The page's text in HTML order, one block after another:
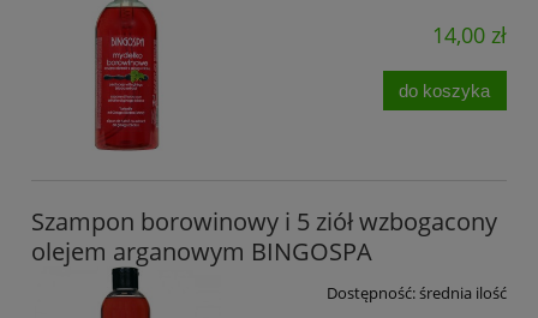
14,00 zł
do koszyka
Szampon borowinowy i 5 ziół wzbogacony
olejem arganowym BINGOSPA
Dostępność:średnia ilość